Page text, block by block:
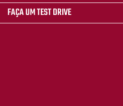
FAÇA UM TEST DRIVE